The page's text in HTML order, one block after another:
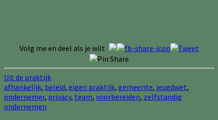
Volg me en deel als je wilt
Uit de praktijk
afhankelijk, beleid, eigen praktijk, gemeente, jeugdwet,
ondernemer, privacy, team, voorbereiden, zelfstandig
ondernemen